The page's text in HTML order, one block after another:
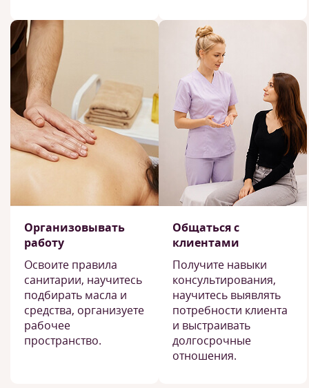
Организовывать
работу
Освоите правила
санитарии, научитесь
подбирать масла и
средства, организуете
рабочее
пространство.
Общаться с
клиентами
Получите навыки
консультирования,
научитесь выявлять
потребности клиента
и выстраивать
долгосрочные
отношения.